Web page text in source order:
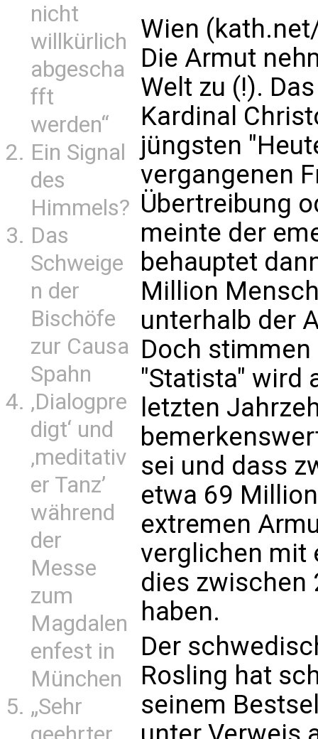
nicht
willkürlich
abgescha
fft
werden“
Ein Signal
des
Himmels?
Das
Schweige
n der
Bischöfe
zur Causa
Spahn
‚Dialogpre
digt‘ und
‚meditativ
er Tanz’
während
der
Messe
zum
Magdalen
enfest in
München
„Sehr
Wien
Die Armut
Welt zu (!).
Kardinal
jüngsten
vergangenen
Übertreibung
meinte der
behauptet
Million
unterhalb der
Doch stimmen
"Statista" wird
letzten
sei und dass
etwa 69
extremen
verglichen mit
dies zwischen
haben.
Der
Rosling hat
seinem